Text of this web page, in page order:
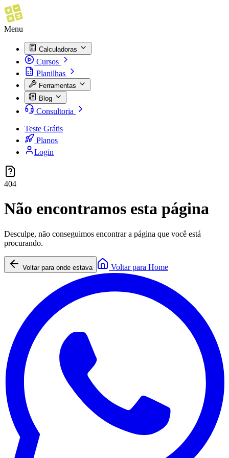
Menu
Calculadoras
Cursos
Planilhas
Ferramentas
Blog
Consultoria
Teste Grátis
Planos
Login
404
Não encontramos esta página
Desculpe, não conseguimos encontrar a página que você está
procurando.
Voltar para onde estava Voltar para Home